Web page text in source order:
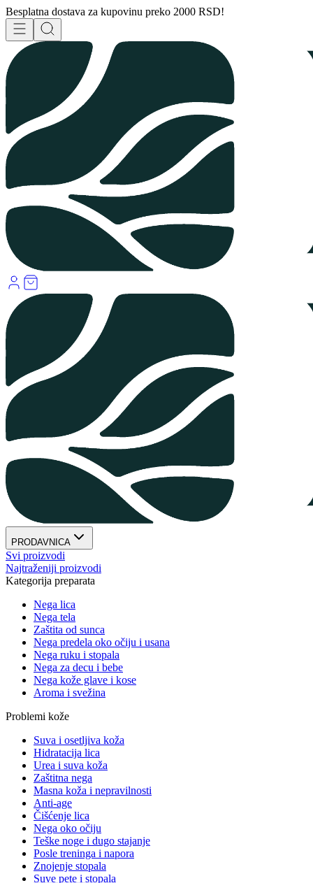
Besplatna dostava za kupovinu preko 2000 RSD!
PRODAVNICA
Svi proizvodi
Najtraženiji proizvodi
Kategorija preparata
Nega lica
Nega tela
Zaštita od sunca
Nega predela oko očiju i usana
Nega ruku i stopala
Nega za decu i bebe
Nega kože glave i kose
Aroma i svežina
Problemi kože
Suva i osetljiva koža
Hidratacija lica
Urea i suva koža
Zaštitna nega
Masna koža i nepravilnosti
Anti-age
Čišćenje lica
Nega oko očiju
Teške noge i dugo stajanje
Posle treninga i napora
Znojenje stopala
Suve pete i stopala